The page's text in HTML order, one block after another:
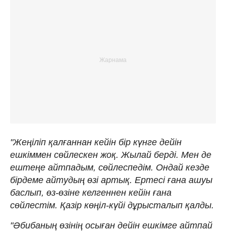
"Жеңіліп қалғаннан кейін бір күнге дейін
ешкіммен сөйлескен жоқ. Жылай берді. Мен де
ештеңе айтпадым, сөйлеспедім. Ондай кезде
бірдеме айтудың өзі артық. Ертесі ғана ашуы
баслып, өз-өзіне келгеннен кейін ғана
сөйлестім. Қазір көңіл-күйі дұрысталып қалды.
"Әбибаның өзінің осыған дейін ешкімге айтпай